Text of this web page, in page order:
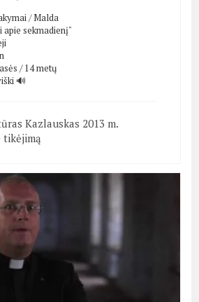
/Malda
apie sekmadienį"
/ 14 metų
🔊
Kazlauskas 2013 m.
tikėjimą